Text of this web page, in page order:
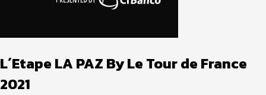
L´Etape LA PAZ By Le Tour de France
2021